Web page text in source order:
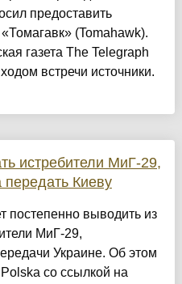
предоставить
(Tomahawk).
газета The Telegraph
встречи источники.
истребители МиГ-29,
Киеву
выводить из
МиГ-29,
Украине. Об этом
со ссылкой на